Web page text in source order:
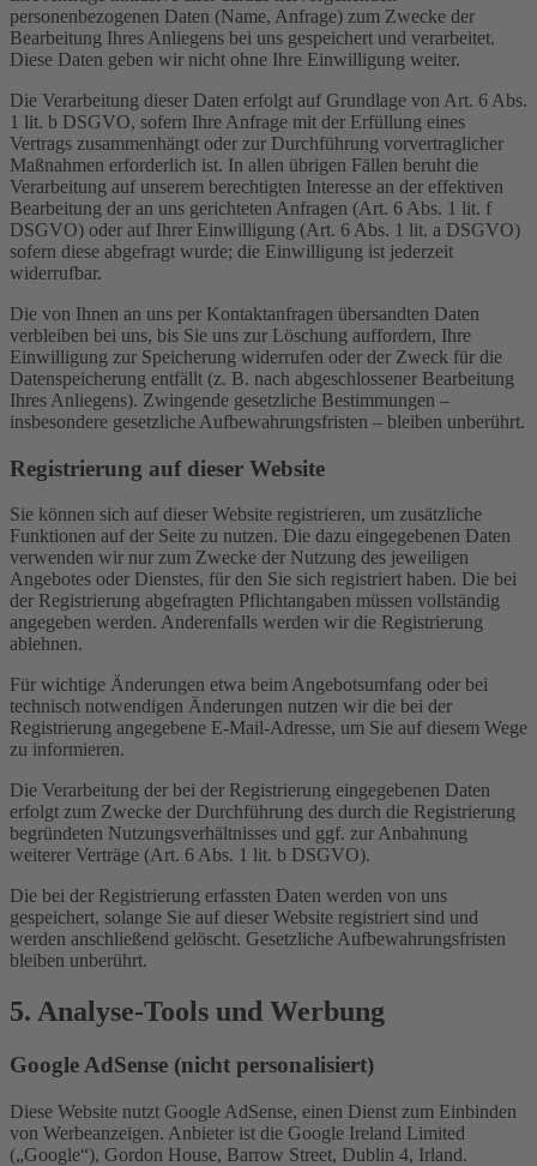
personenbezogenen Daten (Name, Anfrage) zum Zwecke der
Bearbeitung Ihres Anliegens bei uns gespeichert und verarbeitet.
Diese Daten geben wir nicht ohne Ihre Einwilligung weiter.
Die Verarbeitung dieser Daten erfolgt auf Grundlage von Art. 6 Abs.
1 lit. b DSGVO, sofern Ihre Anfrage mit der Erfüllung eines
Vertrags zusammenhängt oder zur Durchführung vorvertraglicher
Maßnahmen erforderlich ist. In allen übrigen Fällen beruht die
Verarbeitung auf unserem berechtigten Interesse an der effektiven
Bearbeitung der an uns gerichteten Anfragen (Art. 6 Abs. 1 lit. f
DSGVO) oder auf Ihrer Einwilligung (Art. 6 Abs. 1 lit. a DSGVO)
sofern diese abgefragt wurde; die Einwilligung ist jederzeit
widerrufbar.
Die von Ihnen an uns per Kontaktanfragen übersandten Daten
verbleiben bei uns, bis Sie uns zur Löschung auffordern, Ihre
Einwilligung zur Speicherung widerrufen oder der Zweck für die
Datenspeicherung entfällt (z. B. nach abgeschlossener Bearbeitung
Ihres Anliegens). Zwingende gesetzliche Bestimmungen –
insbesondere gesetzliche Aufbewahrungsfristen – bleiben unberührt.
Registrierung auf dieser Website
Sie können sich auf dieser Website registrieren, um zusätzliche
Funktionen auf der Seite zu nutzen. Die dazu eingegebenen Daten
verwenden wir nur zum Zwecke der Nutzung des jeweiligen
Angebotes oder Dienstes, für den Sie sich registriert haben. Die bei
der Registrierung abgefragten Pflichtangaben müssen vollständig
angegeben werden. Anderenfalls werden wir die Registrierung
ablehnen.
Für wichtige Änderungen etwa beim Angebotsumfang oder bei
technisch notwendigen Änderungen nutzen wir die bei der
Registrierung angegebene E-Mail-Adresse, um Sie auf diesem Wege
zu informieren.
Die Verarbeitung der bei der Registrierung eingegebenen Daten
erfolgt zum Zwecke der Durchführung des durch die Registrierung
begründeten Nutzungsverhältnisses und ggf. zur Anbahnung
weiterer Verträge (Art. 6 Abs. 1 lit. b DSGVO).
Die bei der Registrierung erfassten Daten werden von uns
gespeichert, solange Sie auf dieser Website registriert sind und
werden anschließend gelöscht. Gesetzliche Aufbewahrungsfristen
bleiben unberührt.
5. Analyse-Tools und Werbung
Google AdSense (nicht personalisiert)
Diese Website nutzt Google AdSense, einen Dienst zum Einbinden
von Werbeanzeigen. Anbieter ist die Google Ireland Limited
(„Google“), Gordon House, Barrow Street, Dublin 4, Irland.